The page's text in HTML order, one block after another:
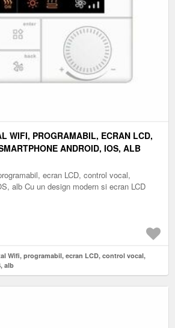
WIFI, PROGRAMABIL, ECRAN LCD,
ANDROID, IOS, ALB
ecran LCD, control vocal,
alb Cu un design modern si ecran LCD
Wifi, programabil, ecran LCD, control vocal,
alb